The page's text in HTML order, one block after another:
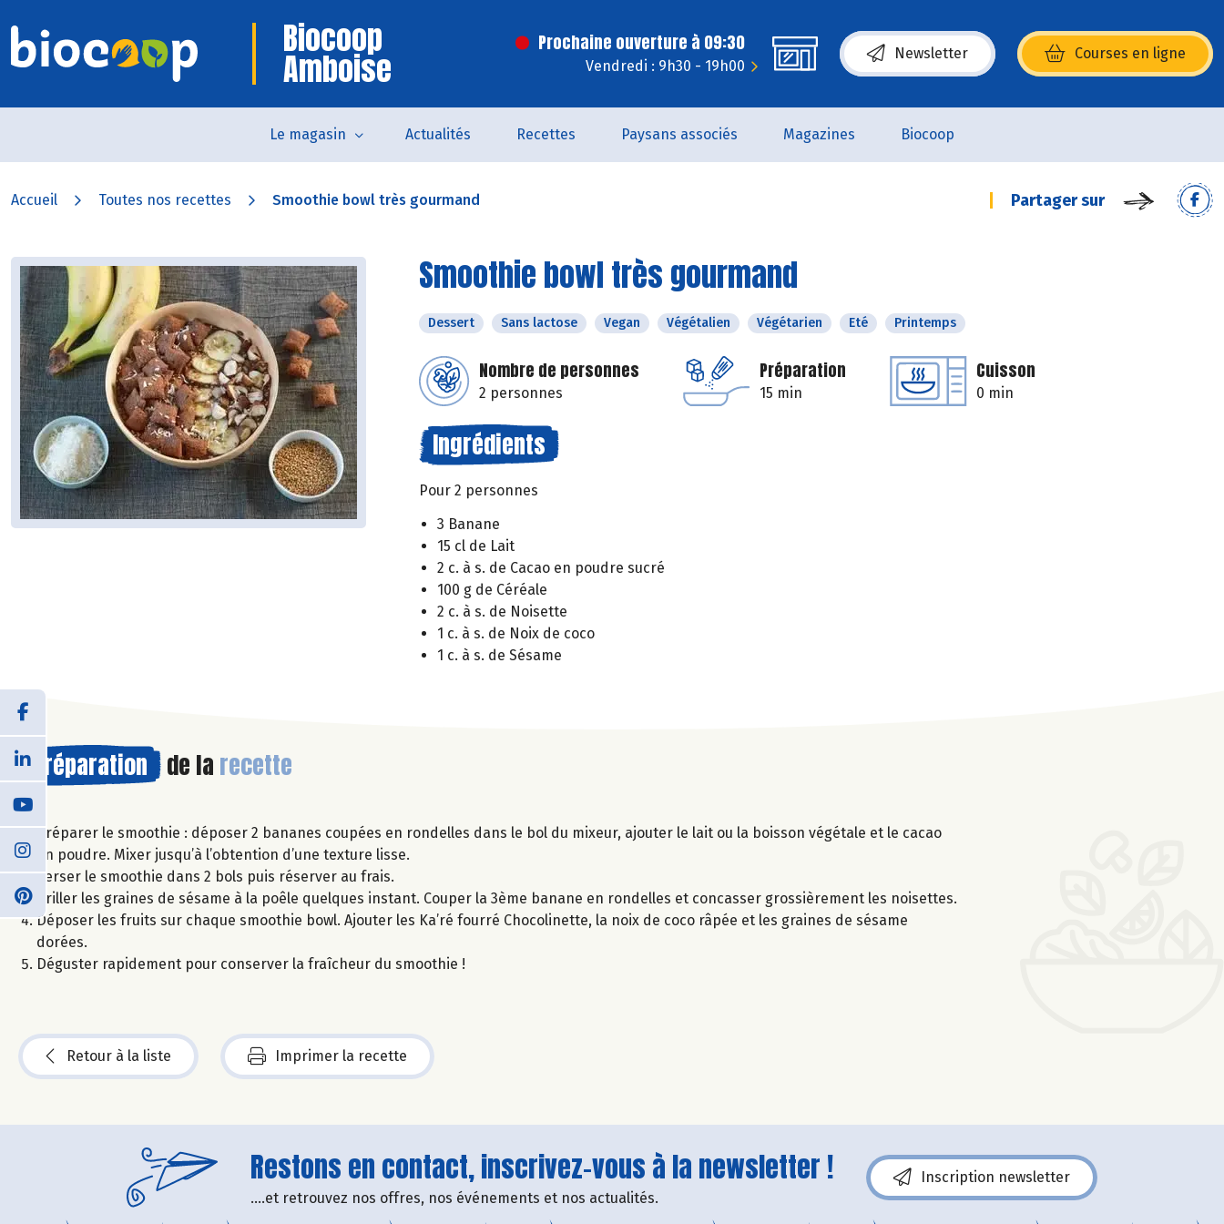
Biocoop
Amboise
Prochaine ouverture à 09:30
Vendredi : 9h30 - 19h00
Newsletter Courses en ligne
(s’ouvre dans une nouvelle fenêtre)
Le magasin Actualités Recettes Paysans associés Magazines Biocoop
Accueil Toutes nos recettes Smoothie bowl très gourmand Partager sur
Smoothie bowl très gourmand
Dessert Sans lactose Vegan Végétalien Végétarien Eté Printemps
Nombre de personnes
2 personnes
Préparation
15 min
Cuisson
0 min
Ingrédients
Pour 2 personnes
3 Banane
15 cl de Lait
2 c. à s. de Cacao en poudre sucré
100 g de Céréale
2 c. à s. de Noisette
1 c. à s. de Noix de coco
1 c. à s. de Sésame
Préparation de la recette
Préparer le smoothie : déposer 2 bananes coupées en rondelles dans le bol du mixeur, ajouter le lait ou la boisson végétale et le cacao
en poudre. Mixer jusqu’à l’obtention d’une texture lisse.
Verser le smoothie dans 2 bols puis réserver au frais.
Griller les graines de sésame à la poêle quelques instant. Couper la 3ème banane en rondelles et concasser grossièrement les noisettes.
Déposer les fruits sur chaque smoothie bowl. Ajouter les Ka’ré fourré Chocolinette, la noix de coco râpée et les graines de sésame
dorées.
Déguster rapidement pour conserver la fraîcheur du smoothie !
Retour à la liste Imprimer la recette
Restons en contact, inscrivez-vous à la newsletter !
....et retrouvez nos offres, nos événements et nos actualités.
Inscription newsletter